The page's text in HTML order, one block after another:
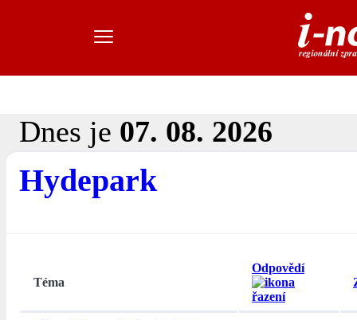
Dnes je 07. 08. 2026
Hydepark
Téma
Odpovědí